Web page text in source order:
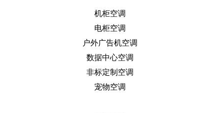
机柜空调
电柜空调
户外广告机空调
数据中心空调
非标定制空调
宠物空调